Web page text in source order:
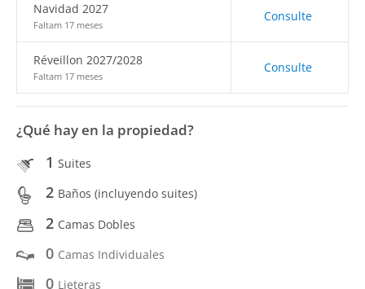
Navidad 2027
Faltam 17 meses
Consulte
Réveillon 2027/2028
Faltam 17 meses
Consulte
¿Qué hay en la propiedad?
1 Suites
2 Baños (incluyendo suites)
2 Camas Dobles
0 Camas Individuales
0 Lieteras